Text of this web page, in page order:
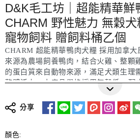
D&K毛工坊｜超能精華鮮
CHARM 野性魅力 無穀
寵物飼料 贈飼料桶乙個
CHARM 超能精華鴨肉犬糧 採用加拿大
來源為農場飼養鴨肉，結合火雞、整顆
的蛋白質來自動物來源，滿足犬類生理
整體活力。本產品嚴格採用無穀低GI配
大豆），並融入 Protect10™ 植物功能複
級蔬菜精華（如靈芝、鳳梨酵素、藍莓
白、南極磷蝦油、蛋殼膜等），全方位
分享
顏色: